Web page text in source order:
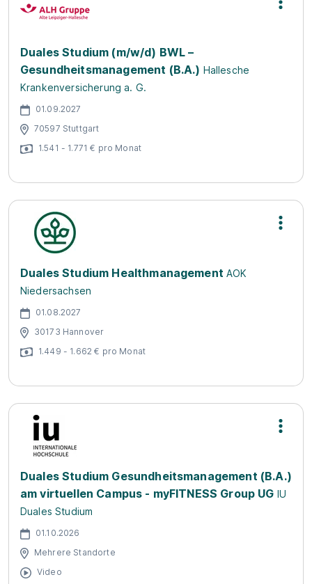
Duales Studium (m/w/d) BWL –
Gesundheitsmanagement (B.A.) Hallesche
Krankenversicherung a. G.
01.09.2027
70597 Stuttgart
1.541 - 1.771 € pro Monat
Duales Studium Healthmanagement AOK
Niedersachsen
01.08.2027
30173 Hannover
1.449 - 1.662 € pro Monat
Duales Studium Gesundheitsmanagement (B.A.)
am virtuellen Campus - myFITNESS Group UG IU
Duales Studium
01.10.2026
Mehrere Standorte
Video